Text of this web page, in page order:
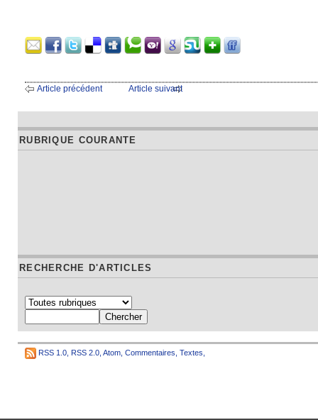
Article précédent Article suivant
RUBRIQUE COURANTE
RECHERCHE D'ARTICLES
RSS 1.0 RSS 2.0 Atom Commentaires Textes